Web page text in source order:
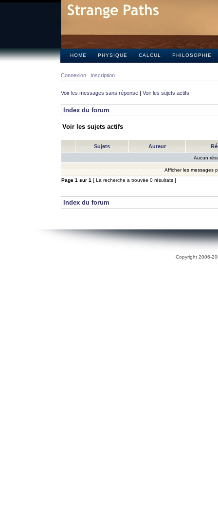
HOME PHYSIQUE CALCUL PHILOSOPHIE
Connexion Inscription
Voir les messages sans réponse | Voir les sujets actifs
Index du forum
Voir les sujets actifs
Sujets Auteur
Aucun
Afficher les messages
Page 1 sur 1 [ La recherche a trouvée 0 résultats ]
Index du forum
Copyright 2006-